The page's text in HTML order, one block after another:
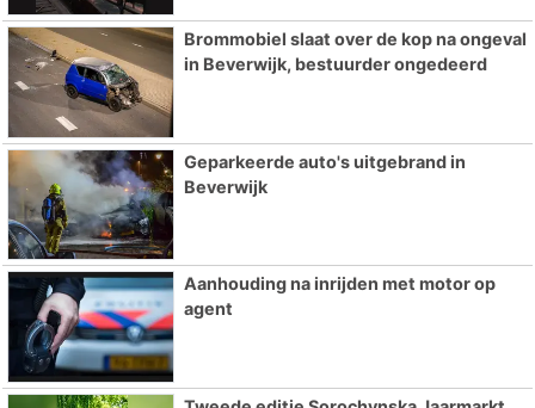
Brommobiel slaat over de kop na ongeval
in Beverwijk, bestuurder ongedeerd
Geparkeerde auto's uitgebrand in
Beverwijk
Aanhouding na inrijden met motor op
agent